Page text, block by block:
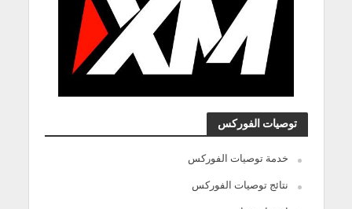
توصيات الفوركس
خدمة توصيات الفوركس
نتائج توصيات الفوركس